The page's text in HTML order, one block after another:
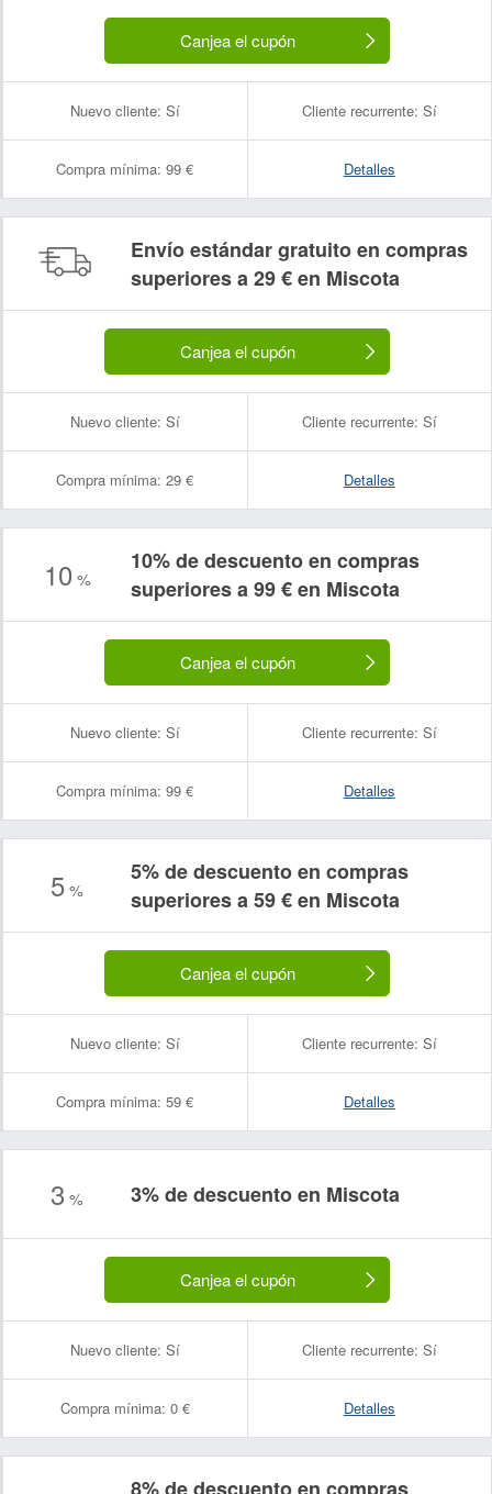
Canjea el cupón
Nuevo cliente: Sí Cliente recurrente: Sí
Compra mínima: 99 € Detalles
Envío estándar gratuito en compras
superiores a 29 € en Miscota
Canjea el cupón
Nuevo cliente: Sí Cliente recurrente: Sí
Compra mínima: 29 € Detalles
10 %
10% de descuento en compras
superiores a 99 € en Miscota
Canjea el cupón
Nuevo cliente: Sí Cliente recurrente: Sí
Compra mínima: 99 € Detalles
5%
5% de descuento en compras
superiores a 59 € en Miscota
Canjea el cupón
Nuevo cliente: Sí Cliente recurrente: Sí
Compra mínima: 59 € Detalles
3 % 3% de descuento en Miscota
Canjea el cupón
Nuevo cliente: Sí Cliente recurrente: Sí
Compra mínima: 0 € Detalles